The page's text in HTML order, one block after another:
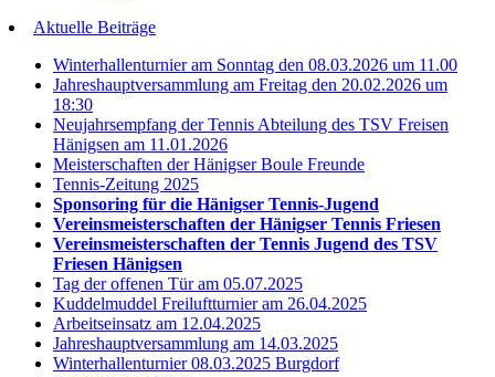
Aktuelle Beiträge
Winterhallenturnier am Sonntag den 08.03.2026 um 11.00
Jahreshauptversammlung am Freitag den 20.02.2026 um
18:30
Neujahrsempfang der Tennis Abteilung des TSV Freisen
Hänigsen am 11.01.2026
Meisterschaften der Hänigser Boule Freunde
Tennis-Zeitung 2025
Sponsoring für die Hänigser Tennis-Jugend
Vereinsmeisterschaften der Hänigser Tennis Friesen
Vereinsmeisterschaften der Tennis Jugend des TSV
Friesen Hänigsen
Tag der offenen Tür am 05.07.2025
Kuddelmuddel Freiluftturnier am 26.04.2025
Arbeitseinsatz am 12.04.2025
Jahreshauptversammlung am 14.03.2025
Winterhallenturnier 08.03.2025 Burgdorf